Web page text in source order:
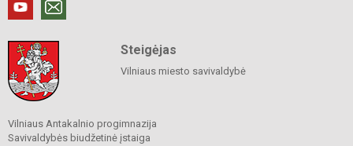
Steigėjas
Vilniaus miesto savivaldybė
Vilniaus Antakalnio progimnazija
Savivaldybės biudžetinė įstaiga